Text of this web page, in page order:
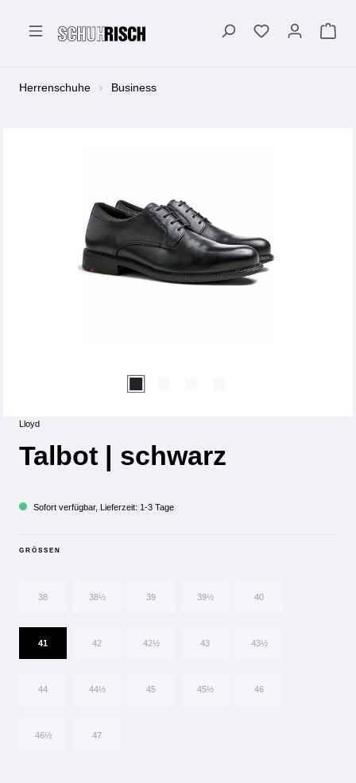
Herrenschuhe Business
Lloyd
Talbot | schwarz
Sofort verfügbar, Lieferzeit: 1-3 Tage
GRÖSSEN
38 38½ 39 39½ 40
41 42 42½ 43 43½
44 44½ 45 45½ 46
46½ 47